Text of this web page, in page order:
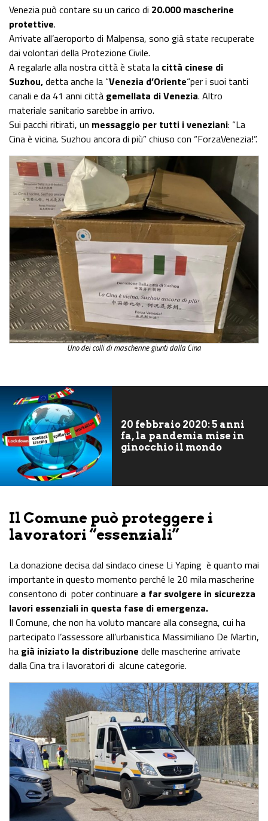
Venezia può contare su un carico di 20.000 mascherine
protettive.
Arrivate all’aeroporto di Malpensa, sono già state recuperate
dai volontari della Protezione Civile.
A regalarle alla nostra città è stata la città cinese di
Suzhou,detta anche la “Venezia d’Oriente“per i suoi tanti
canali e da 41 anni città gemellata di Venezia. Altro
materiale sanitario sarebbe in arrivo.
Sui pacchi ritirati, un messaggio per tutti i veneziani: “La
Cina è vicina. Suzhou ancora di più” chiuso con “ForzaVenezia!”.
Uno dei colli di mascherine giunti dalla Cina
20 febbraio 2020: 5 anni
fa, la pandemia mise in
ginocchio il mondo
Il Comune può proteggere i
lavoratori “essenziali”
La donazione decisa dal sindaco cinese Li Yaping è quanto mai
importante in questo momento perché le 20 mila mascherine
consentono di poter continuare a far svolgere in sicurezza
lavori essenziali in questa fase di emergenza.
Il Comune, che non ha voluto mancare alla consegna, cui ha
partecipato l’assessore all’urbanistica Massimiliano De Martin,
ha già iniziato la distribuzione delle mascherine arrivate
dalla Cina tra i lavoratori di alcune categorie.